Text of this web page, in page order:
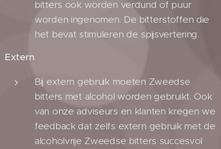
bitters ook worden verdund of puur
worden ingenomen. De bitterstoffen die
het bevat stimuleren de spijsvertering.
Extern
Bij extern gebruik moeten Zweedse
bitters met alcohol worden gebruikt. Ook
van onze adviseurs en klanten kregen we
feedback dat zelfs extern gebruik met de
alcoholvrije Zweedse bitters succesvol